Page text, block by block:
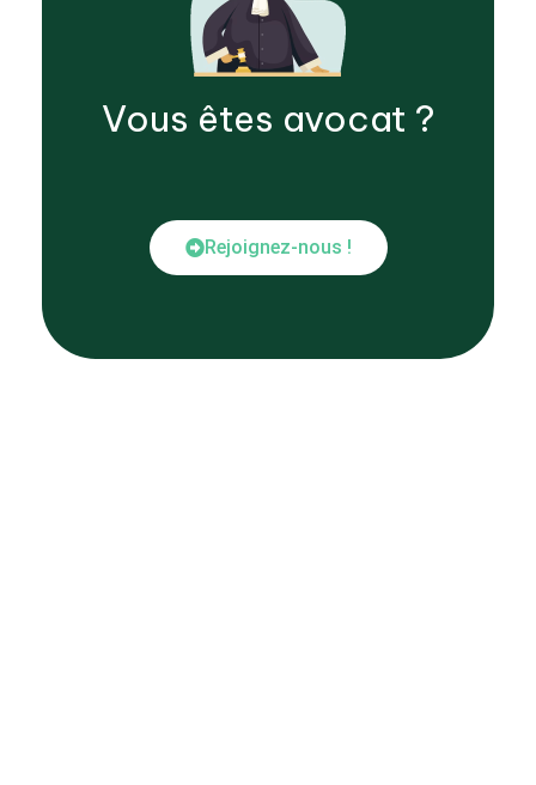
Vous êtes avocat ?
Rejoignez-nous !